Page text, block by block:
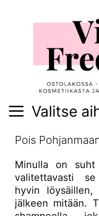
Valitse
Pois
Minulla on
valitettavasti
hyvin
jälkeen mitään.